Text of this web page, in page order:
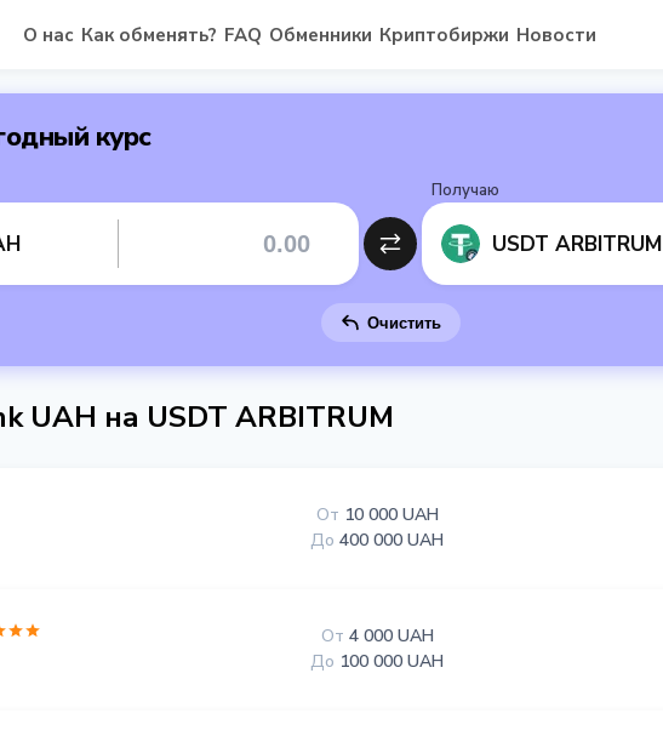
О нас Как обменять? FAQ Обменники Криптобиржи Новости
курс
Получаю
USDT ARBITRUM
Очистить
UAH на USDT ARBITRUM
От 10 000 UAH
До 400 000 UAH
От 4 000 UAH
До 100 000 UAH